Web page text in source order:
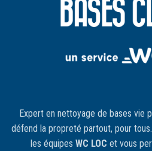
Expert en nettoyage de bases vie
défend la propreté partout, pour
les équipes WC LOC et vous